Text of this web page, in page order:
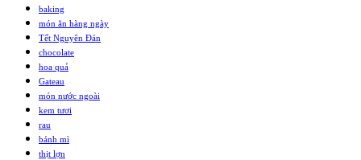
baking
món ăn hàng ngày
Tết Nguyên Đán
chocolate
hoa quả
Gateau
món nước ngoài
kem tươi
rau
bánh mì
thịt lợn